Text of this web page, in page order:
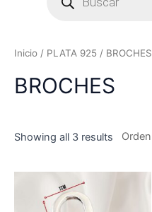
Inicio / PLATA 925 / BROCHES
BROCHES
Showing all 3 results